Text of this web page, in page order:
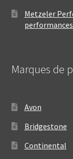
Metzeler
Marques de
Avon
Bridgestone
Continental